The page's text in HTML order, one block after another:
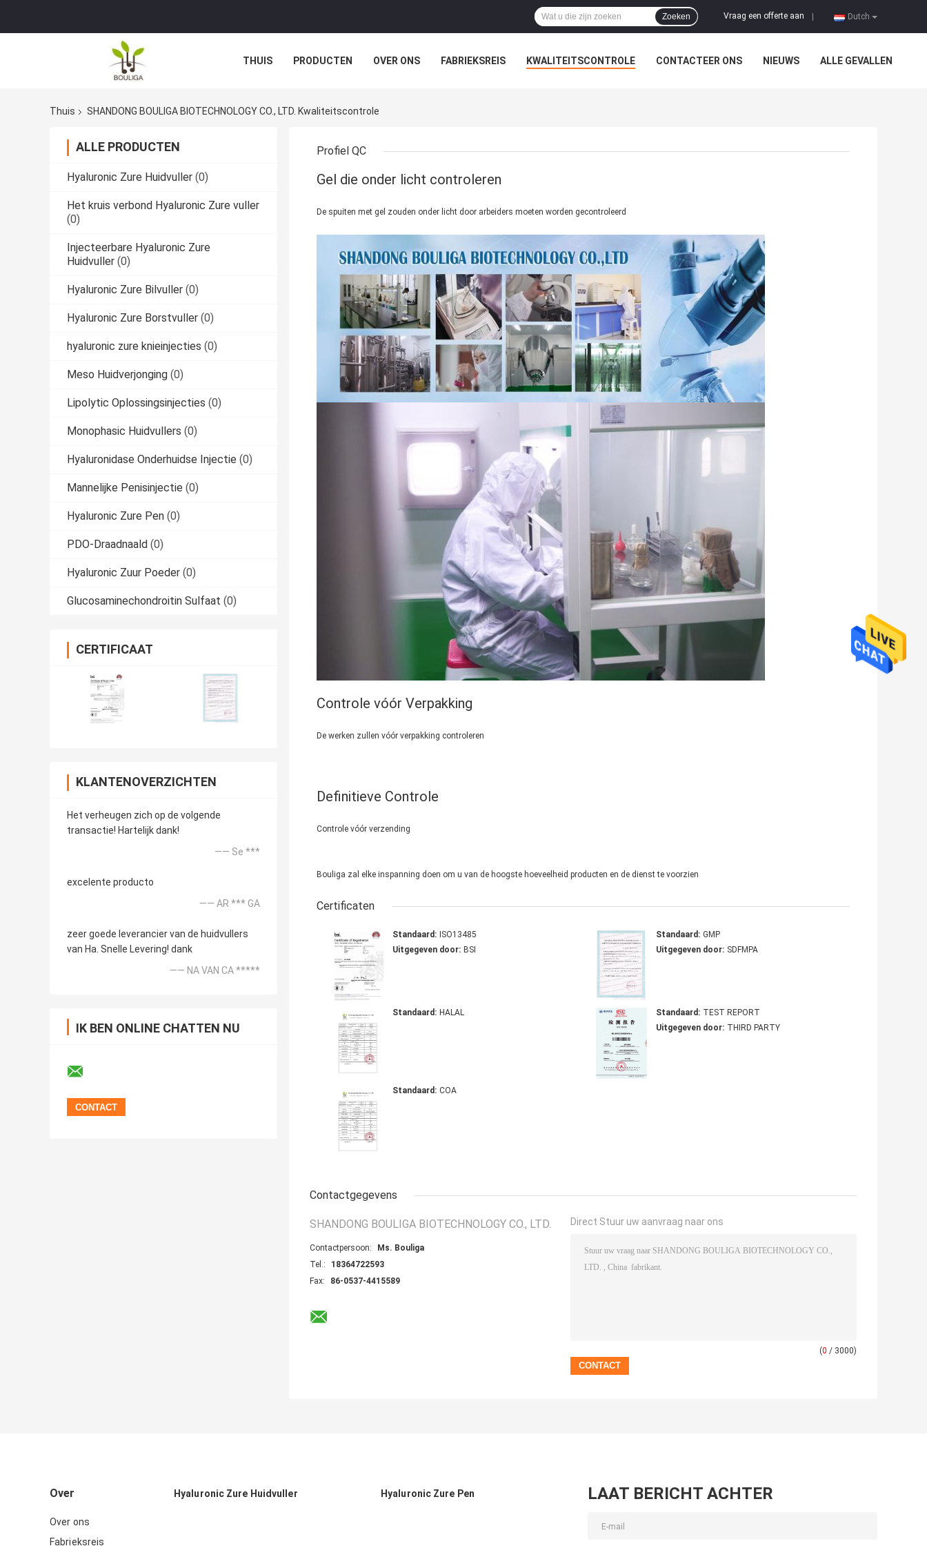
Dutch
Vraag een offerte aan
Zoeken
THUIS PRODUCTEN OVER ONS FABRIEKSREIS KWALITEITSCONTROLE CONTACTEER ONS NIEUWS ALLE GEVALLEN
Thuis SHANDONG BOULIGA BIOTECHNOLOGY CO., LTD. Kwaliteitscontrole
ALLE PRODUCTEN
Hyaluronic Zure Huidvuller (0)
Het kruis verbond Hyaluronic Zure vuller
(0)
Injecteerbare Hyaluronic Zure
Huidvuller (0)
Hyaluronic Zure Bilvuller (0)
Hyaluronic Zure Borstvuller (0)
hyaluronic zure knieinjecties (0)
Meso Huidverjonging (0)
Lipolytic Oplossingsinjecties (0)
Monophasic Huidvullers (0)
Hyaluronidase Onderhuidse Injectie (0)
Mannelijke Penisinjectie (0)
Hyaluronic Zure Pen (0)
PDO-Draadnaald (0)
Hyaluronic Zuur Poeder (0)
Glucosaminechondroitin Sulfaat (0)
CERTIFICAAT
KLANTENOVERZICHTEN
Het verheugen zich op de volgende
transactie! Hartelijk dank!
—— Se ***
excelente producto
—— AR *** GA
zeer goede leverancier van de huidvullers
van Ha. Snelle Levering! dank
—— NA VAN CA *****
IK BEN ONLINE CHATTEN NU
Profiel QC
Gel die onder licht controleren
De spuiten met gel zouden onder licht door arbeiders moeten worden gecontroleerd
Controle vóór Verpakking
De werken zullen vóór verpakking controleren
Definitieve Controle
Controle vóór verzending
Bouliga zal elke inspanning doen om u van de hoogste hoeveelheid producten en de dienst te voorzien
Certificaten
Standaard: ISO13485
Uitgegeven door: BSI
Standaard: GMP
Uitgegeven door: SDFMPA
Standaard: HALAL Standaard: TEST REPORT
Uitgegeven door: THIRD PARTY
Standaard: COA
Contactgegevens
SHANDONG BOULIGA BIOTECHNOLOGY CO., LTD.
Contactpersoon:
Ms. Bouliga
Tel.:
18364722593
Fax:
86-0537-4415589
Direct Stuur uw aanvraag naar ons
(0 / 3000)
Over
Over ons
Fabrieksreis
Hyaluronic Zure Huidvuller Hyaluronic Zure Pen LAAT BERICHT ACHTER